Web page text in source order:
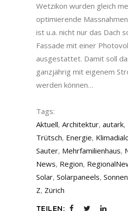
Wetzikon wurden gleich
optimierende
ist u.a. nicht nur das Dach
Fassade mit einer
ausgestattet. Damit soll
ganzjährig mit eigenem
werden können…
Tags:
Aktuell, Architektur, autark,
Trütsch, Energie,
Sauter, Mehrfamilienhaus,
News, Region,
Solar, Solarpaneels,
Z, Zürich
TEILEN: